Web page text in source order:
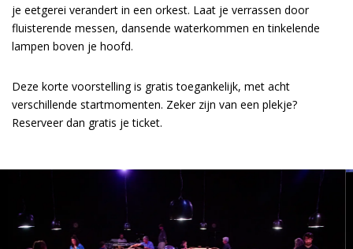
je eetgerei verandert in een orkest. Laat je verrassen door
fluisterende messen, dansende waterkommen en tinkelende
lampen boven je hoofd.
Deze korte voorstelling is gratis toegankelijk, met acht
verschillende startmomenten. Zeker zijn van een plekje?
Reserveer dan gratis je ticket.